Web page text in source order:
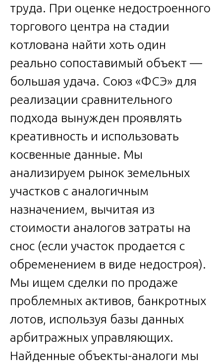
труда. При оценке недостроенного
торгового центра на стадии
котлована найти хоть один
реально сопоставимый объект —
большая удача. Союз «ФСЭ» для
реализации сравнительного
подхода вынужден проявлять
креативность и использовать
косвенные данные. Мы
анализируем рынок земельных
участков с аналогичным
назначением, вычитая из
стоимости аналогов затраты на
снос (если участок продается с
обременением в виде недостроя).
Мы ищем сделки по продаже
проблемных активов, банкротных
лотов, используя базы данных
арбитражных управляющих.
Найденные объекты-аналоги мы